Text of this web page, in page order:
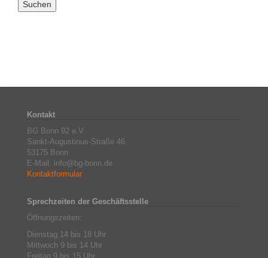
Kontakt
BG Bonn 92 e.V.
Sankt-Augustinus-Straße 46
53175 Bonn
E-Mail: info@bg-bonn.de
Kontaktformular
Sprechzeiten der Geschäftsstelle
Öffnungszeiten:
Dienstag 14 bis 18 Uhr
Mittwoch 9 bis 14 Uhr
Freitag 9 bis 15 Uhr